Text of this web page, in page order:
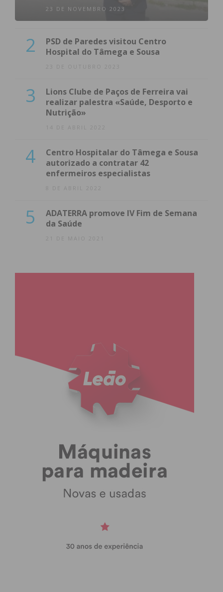
23 DE NOVEMBRO 2023
2
PSD de Paredes visitou Centro
Hospital do Tâmega e Sousa
23 DE OUTUBRO 2023
3
Lions Clube de Paços de Ferreira vai
realizar palestra «Saúde, Desporto e
Nutrição»
14 DE ABRIL 2022
4
Centro Hospitalar do Tâmega e Sousa
autorizado a contratar 42
enfermeiros especialistas
8 DE ABRIL 2022
5
ADATERRA promove IV Fim de Semana
da Saúde
21 DE MAIO 2021